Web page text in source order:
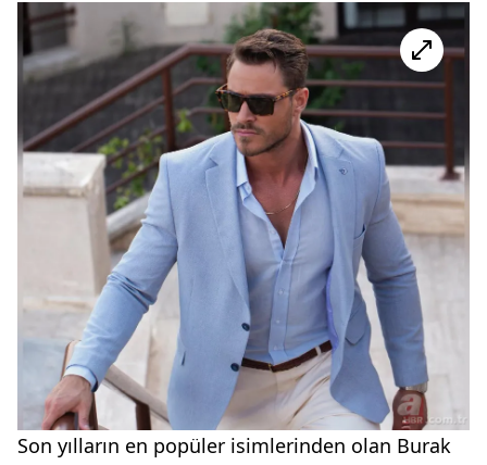
Son yılların en popüler isimlerinden olan Burak